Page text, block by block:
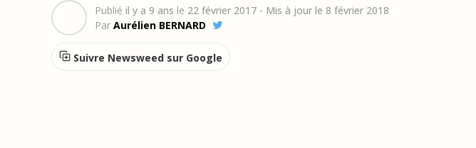
Publié il y a 9 ans le 22 février 2017 - Mis à jour le 8 février 2018
Par Aurélien BERNARD
Suivre Newsweed sur Google